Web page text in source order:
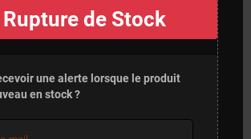
Rupture de Stock
une alerte lorsque le produit
en stock ?